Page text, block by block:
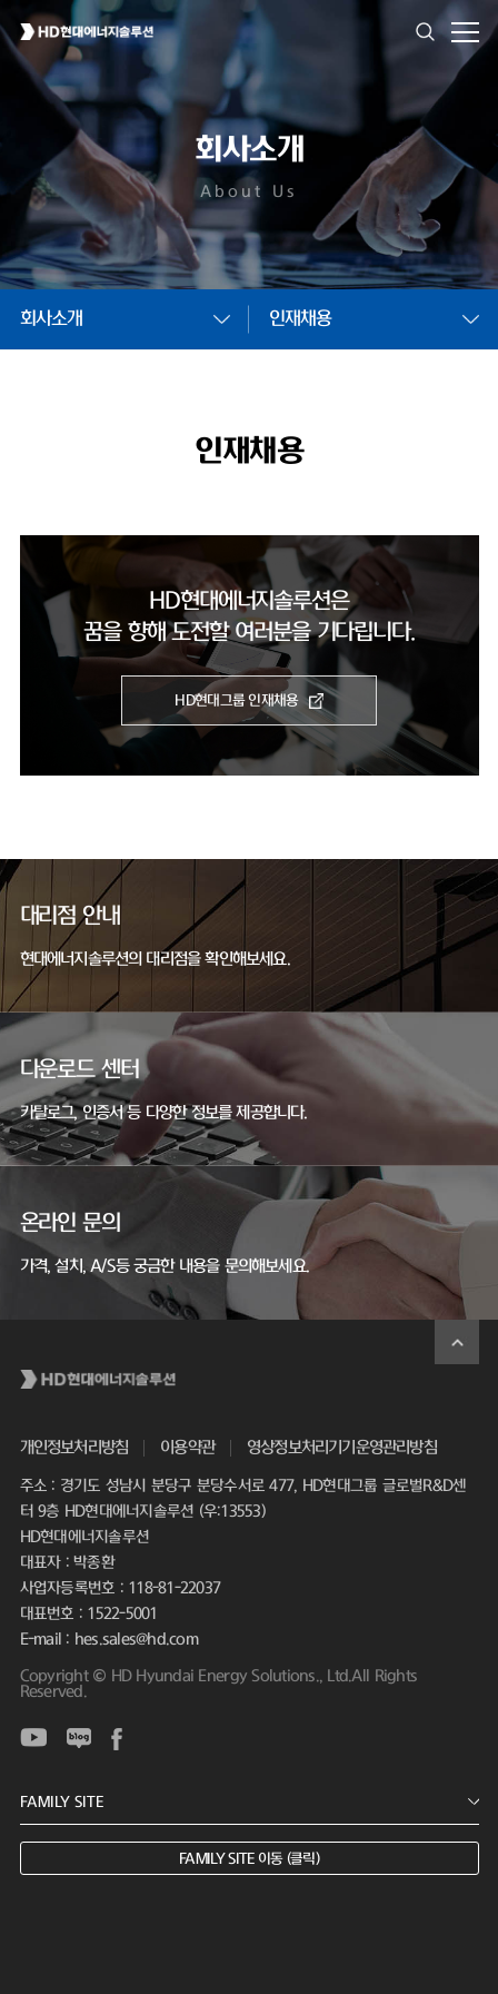
회사소개
About Us
회사소개 인재채용
인재채용
HD현대에너지솔루션은
꿈을 향해 도전할 여러분을 기다립니다.
HD현대그룹 인재채용
대리점 안내
현대에너지솔루션의 대리점을 확인해보세요.
다운로드 센터
카탈로그, 인증서 등 다양한 정보를 제공합니다.
온라인 문의
가격, 설치, A/S등 궁금한 내용을 문의해보세요.
개인정보처리방침 이용약관 영상정보처리기기운영관리방침
주소 : 경기도 성남시 분당구 분당수서로 477, HD현대그룹 글로벌R&D센
터 9층 HD현대에너지솔루션 (우:13553)
HD현대에너지솔루션
대표자 : 박종환
사업자등록번호 : 118-81-22037
대표번호 : 1522-5001
E-mail : hes.sales@hd.com
Copyright © HD Hyundai Energy Solutions., Ltd.All Rights
Reserved.
FAMILY SITE 이동 (클릭)